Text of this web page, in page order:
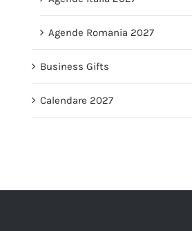
Agende Romania 2027
Business Gifts
Calendare 2027